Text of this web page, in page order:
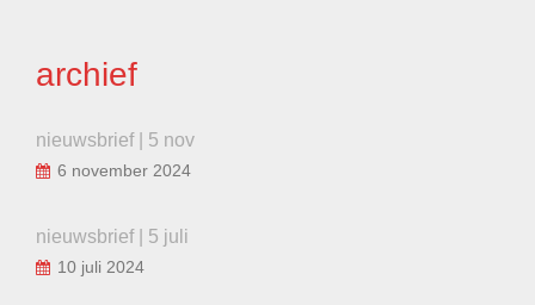
archief
nieuwsbrief | 5 nov
6 november 2024
nieuwsbrief | 5 juli
10 juli 2024